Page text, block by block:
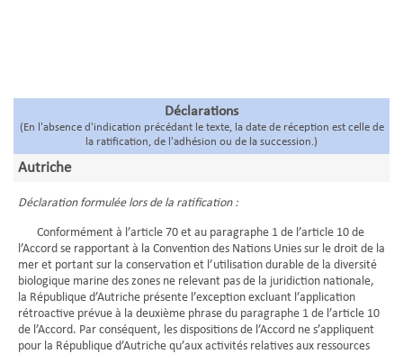
Déclarations
(En l'absence d'indication précédant le texte, la date de réception est celle de
la ratification, de l'adhésion ou de la succession.)
Autriche
Déclaration formulée lors de la ratification :
Conformément à l’article 70 et au paragraphe 1 de l’article 10 de
l’Accord se rapportant à la Convention des Nations Unies sur le droit de la
mer et portant sur la conservation et l’utilisation durable de la diversité
biologique marine des zones ne relevant pas de la juridiction nationale,
la République d’Autriche présente l’exception excluant l’application
rétroactive prévue à la deuxième phrase du paragraphe 1 de l’article 10
de l’Accord. Par conséquent, les dispositions de l’Accord ne s’appliquent
pour la République d’Autriche qu’aux activités relatives aux ressources